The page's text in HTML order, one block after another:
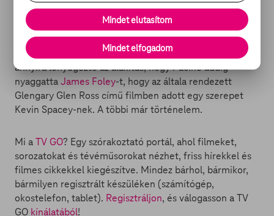
beszélünk, aki visszautasította Han Solo szerepét is.
Kevin Spacey-t is neki köszönhetjük, ugyanis mikor
Pacino
látta színésztársát egy Broadway-darabban,
annyira lenyűgözte az alakítás, hogy Pacino addig
nyaggattaJames Foley-t, hogy az általa rendezett
Glengary Glen Ross című filmben adott egy szerepet
Kevin Spacey-nek. A többi már történelem.
Mi aTV GO? Egy szórakoztató portál, ahol filmeket,
sorozatokat és tévéműsorokat nézhet, friss hírekkel és
filmes cikkekkel kiegészítve. Mindez bárhol, bármikor,
bármilyen regisztrált készüléken (számítógép,
okostelefon, tablet). Regisztráljon, és válogasson a TV
GO kínálatából!
Mindet elutasítom
Mindet elfogadom